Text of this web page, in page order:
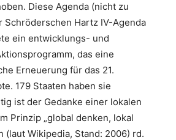
Diese Agenda (nicht zu
Hartz IV-Agenda
ein entwicklungs- und
das eine
Erneuerung für das 21.
179 Staaten haben sie
ist der Gedanke einer lokalen
Prinzip „global denken, lokal
(laut Wikipedia, Stand: 2006) rd.